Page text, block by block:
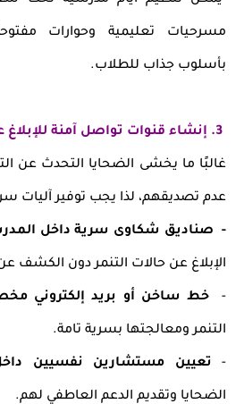
مسرحيات تعليمية وحوارات
بأسلوب جذاب للطلاب.
غالبًا ما يخشى الضحايا التحدث عن
عدم تصديقهم، لذا يجب توفير آليات
- صناديق شكاوى سرية داخل
الإبلاغ عن حالات التنمر دون الكشف
-خط ساخن أو بريد إلكتروني
التنمر ومعالجتها بسرية تامة.
- تعيين مستشارين نفسيين
الضحايا وتقديم الدعم العاطفي لهم.